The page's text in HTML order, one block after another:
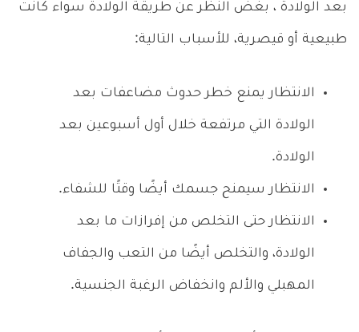
بعد الولادة ، بغض النظر عن طريقة الولادة سواء كانت
طبيعية أو قيصرية، للأسباب التالية:
الانتظار يمنع خطر حدوث مضاعفات بعد
الولادة التي مرتفعة خلال أول أسبوعين بعد
الولادة.
الانتظار سيمنح جسمك أيضًا وقتًا للشفاء.
الانتظار حتى التخلص من إفرازات ما بعد
الولادة، والتخلص أيضًا من التعب والجفاف
المهبلي والألم وانخفاض الرغبة الجنسية.